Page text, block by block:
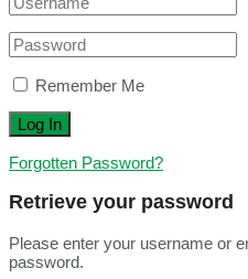
Remember Me
Forgotten Password?
Retrieve your password
Please enter your username or
password.